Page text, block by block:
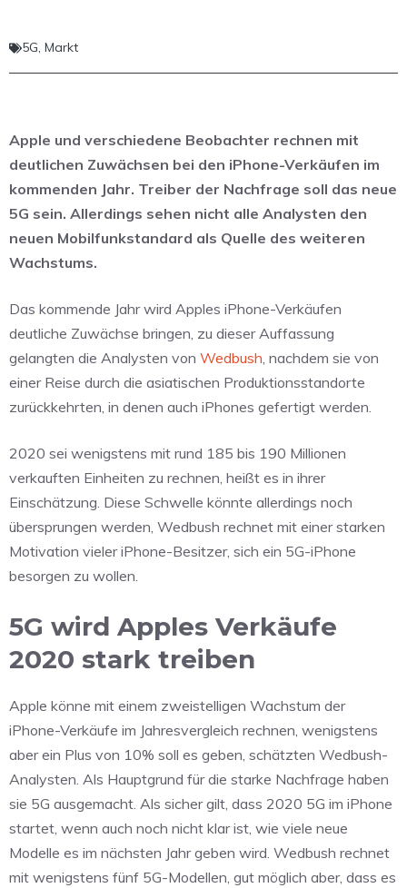
5G, Markt
Apple und verschiedene Beobachter rechnen mit
deutlichen Zuwächsen bei den iPhone-Verkäufen im
kommenden Jahr. Treiber der Nachfrage soll das neue
5G sein. Allerdings sehen nicht alle Analysten den
neuen Mobilfunkstandard als Quelle des weiteren
Wachstums.
Das kommende Jahr wird Apples iPhone-Verkäufen
deutliche Zuwächse bringen, zu dieser Auffassung
gelangten die Analysten von Wedbush, nachdem sie von
einer Reise durch die asiatischen Produktionsstandorte
zurückkehrten, in denen auch iPhones gefertigt werden.
2020 sei wenigstens mit rund 185 bis 190 Millionen
verkauften Einheiten zu rechnen, heißt es in ihrer
Einschätzung. Diese Schwelle könnte allerdings noch
übersprungen werden, Wedbush rechnet mit einer starken
Motivation vieler iPhone-Besitzer, sich ein 5G-iPhone
besorgen zu wollen.
5G wird Apples Verkäufe
2020 stark treiben
Apple könne mit einem zweistelligen Wachstum der
iPhone-Verkäufe im Jahresvergleich rechnen, wenigstens
aber ein Plus von 10% soll es geben, schätzten Wedbush-
Analysten. Als Hauptgrund für die starke Nachfrage haben
sie 5G ausgemacht. Als sicher gilt, dass 2020 5G im iPhone
startet, wenn auch noch nicht klar ist, wie viele neue
Modelle es im nächsten Jahr geben wird. Wedbush rechnet
mit wenigstens fünf 5G-Modellen, gut möglich aber, dass es